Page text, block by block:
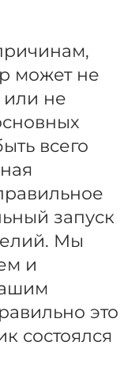
может не
или не
всего
запуск
Мы
и
это
состоялся